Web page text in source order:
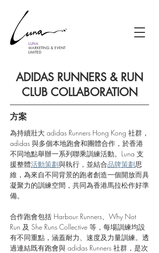
ADIDAS RUNNERS & RUN
CLUB COLLABORATION
方案
為持續壯大 adidas Runners Hong Kong 社群，
adidas 與多個本地跑會和團體合作，於香港
不同地點舉辦一系列聯乘訓練活動。Luna 支
援整體活動策劃與執行，並結合品牌策劃思
維，為來自不同背景的跑者創造一個開放而具
凝聚力的訓練空間，共同為香港馬拉松作好準
備。
合作跑會包括 Harbour Runners、Why Not
Run 及 She Runs Collective 等，每場訓練均設
有不同重點，涵蓋耐力、速度及力量訓練。透
過連結既有跑會與 adidas Runners 社群，是次